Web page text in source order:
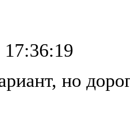
но